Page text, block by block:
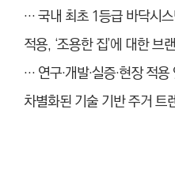
… 국내 최초 1등급 바닥시
적용, ‘조용한 집’에 대한 브
… 연구·개발·실증·현장 적
차별화된 기술 기반 주거 트